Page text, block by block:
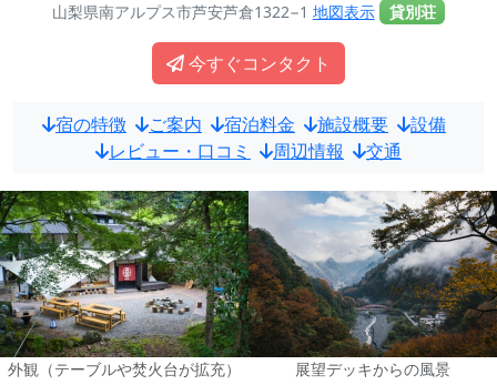
山梨県南アルプス市芦安芦倉1322−1 地図表示 貸別荘
今すぐコンタクト
宿の特徴 ご案内 宿泊料金 施設概要
設備
レビュー・口コミ
周辺情報 交通
外観（テーブルや焚火台が拡充） 展望デッキからの風景